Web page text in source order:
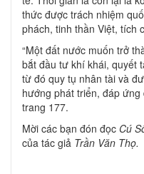
thức được trách nhiệm
phách, tinh thần Việt, tích
“Một đất nước muốn trở
bắt đầu tư khí khái, quyết
từ đó quy tụ nhân tài và
hướng phát triển, đáp
trang 177.
Mời các bạn đón đọc Cú
của tác giả Trần Văn Thọ.